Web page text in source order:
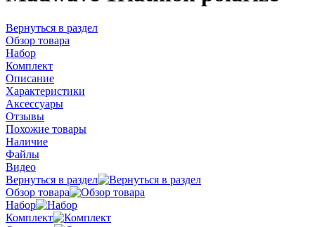
Вернуться в раздел
Обзор товара
Набор
Комплект
Описание
Характеристики
Аксессуары
Отзывы
Похожие товары
Наличие
Файлы
Видео
Вернуться в раздел
Обзор товара
Набор
Комплект